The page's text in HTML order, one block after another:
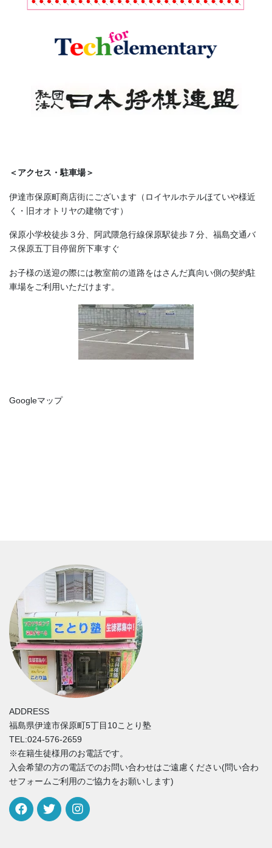
＜アクセス・駐車場＞
伊達市保原町商店街にございます（ロイヤルホテルほていや様近
く・旧オオトリヤの建物です）
保原小学校徒歩３分、阿武隈急行線保原駅徒歩７分、福島交通バ
ス保原五丁目停留所下車すぐ
お子様の送迎の際には教室前の道路をはさんだ真向い側の契約駐
車場をご利用いただけます。
Googleマップ
ADDRESS
福島県伊達市保原町5丁目10ことり塾
TEL:024-576-2659
※在籍生徒様用のお電話です。
入会希望の方の電話でのお問い合わせはご遠慮ください(問い合わ
せフォームご利用のご協力をお願いします)